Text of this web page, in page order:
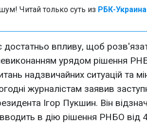
Читай только суть из РБК-
достатньо впливу, щоб
урядом рішення
надзвичайних ситуацій та
журналістам заявив
Ігор Пукшин. Він
в дію рішення РНБО від